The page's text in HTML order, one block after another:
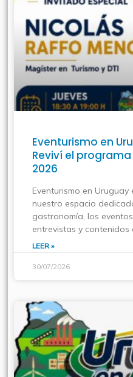
Eventurismo en
Reviví el
2026
Eventurismo en Uruguay
nuestro espacio
gastronomía, los
entrevistas y contenidos
LEER »
30/07/2026